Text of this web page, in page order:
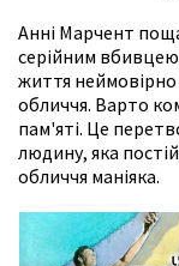
Анні Марчент
серійним
життя неймовірно
обличчя. Варто
пам'яті. Це
людину, яка
обличчя маніяка.